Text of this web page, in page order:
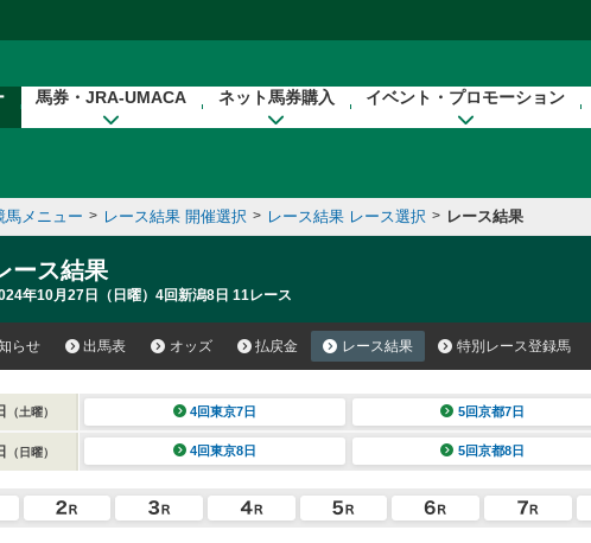
馬券・JRA-UMACA ネット馬券購入 イベント・プロモーション
馬メニュー > レース結果 開催選択 > レース結果 レース選択 > レース結果
ース結果
年10月27日（日曜）4回新潟8日 11レース
らせ 出馬表 オッズ 払戻金 レース結果 特別レース登録馬
（土曜） 4回東京7日 5回京都7日
（日曜） 4回東京8日 5回京都8日